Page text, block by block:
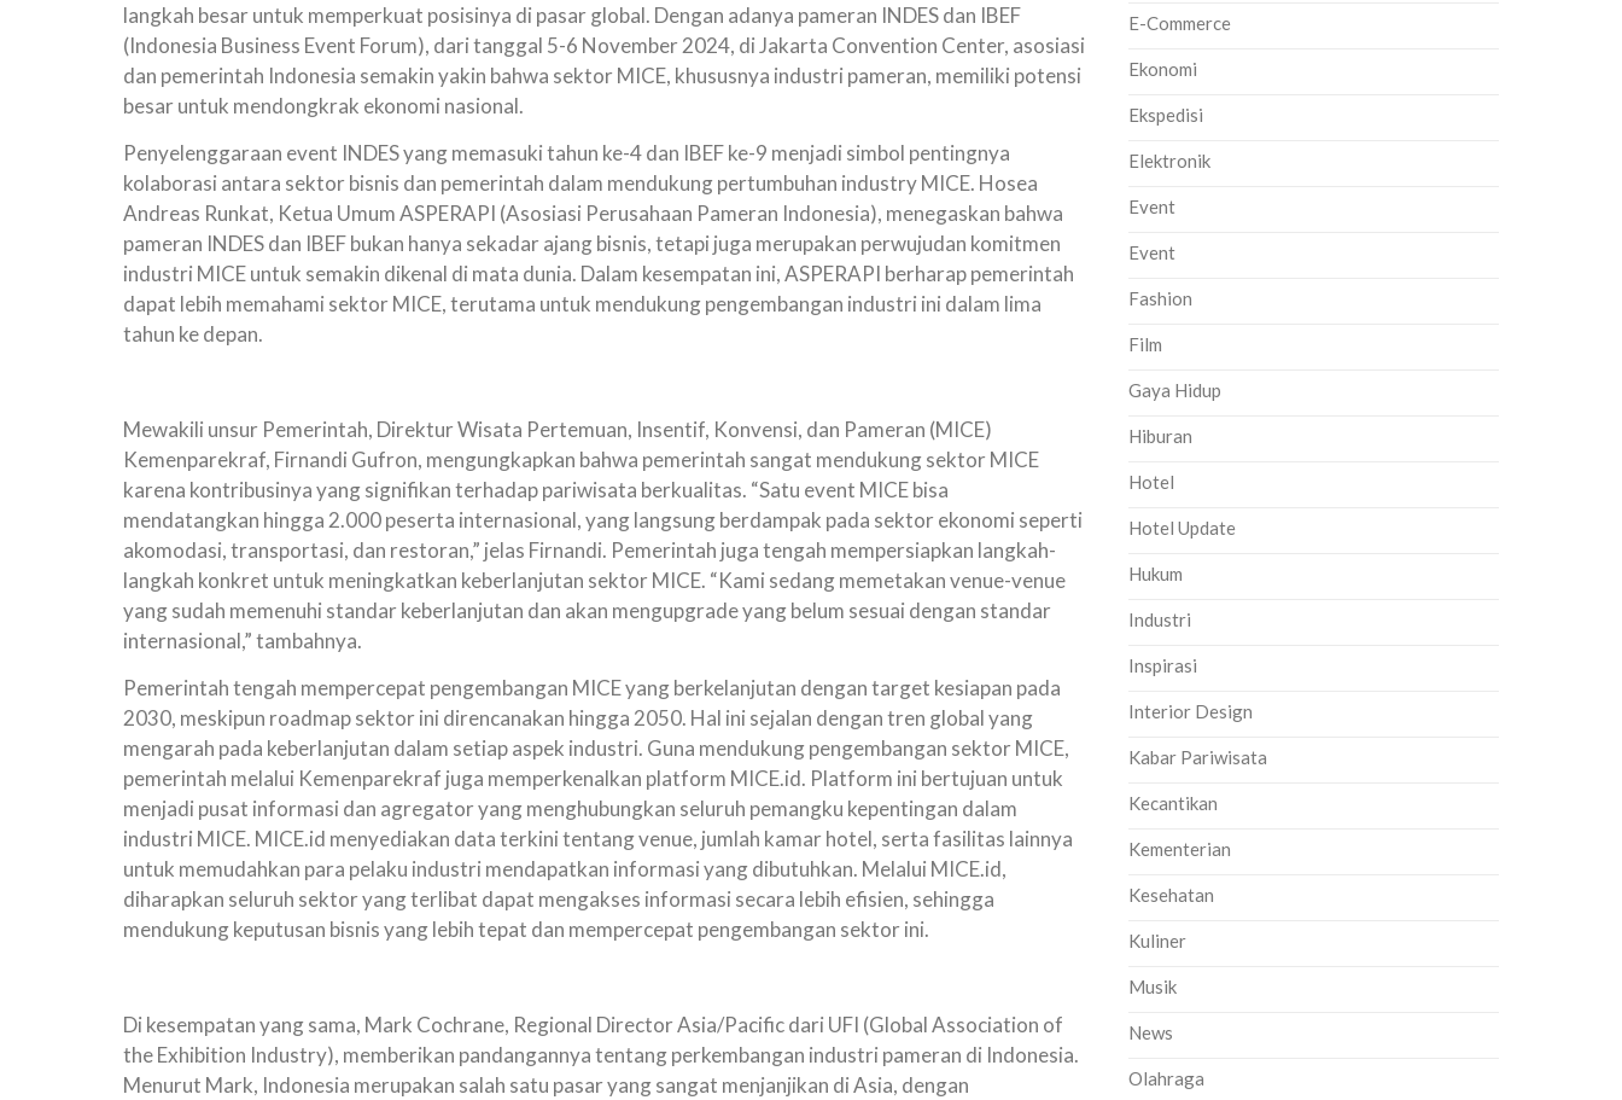
langkah besar untuk memperkuat posisinya di pasar global. Dengan adanya pameran INDES dan IBEF
(Indonesia Business Event Forum), dari tanggal 5-6 November 2024, di Jakarta Convention Center, asosiasi
dan pemerintah Indonesia semakin yakin bahwa sektor MICE, khususnya industri pameran, memiliki potensi
besar untuk mendongkrak ekonomi nasional.
Penyelenggaraan event INDES yang memasuki tahun ke-4 dan IBEF ke-9 menjadi simbol pentingnya
kolaborasi antara sektor bisnis dan pemerintah dalam mendukung pertumbuhan industry MICE. Hosea
Andreas Runkat, Ketua Umum ASPERAPI (Asosiasi Perusahaan Pameran Indonesia), menegaskan bahwa
pameran INDES dan IBEF bukan hanya sekadar ajang bisnis, tetapi juga merupakan perwujudan komitmen
industri MICE untuk semakin dikenal di mata dunia. Dalam kesempatan ini, ASPERAPI berharap pemerintah
dapat lebih memahami sektor MICE, terutama untuk mendukung pengembangan industri ini dalam lima
tahun ke depan.
Mewakili unsur Pemerintah, Direktur Wisata Pertemuan, Insentif, Konvensi, dan Pameran (MICE)
Kemenparekraf, Firnandi Gufron, mengungkapkan bahwa pemerintah sangat mendukung sektor MICE
karena kontribusinya yang signifikan terhadap pariwisata berkualitas. “Satu event MICE bisa
mendatangkan hingga 2.000 peserta internasional, yang langsung berdampak pada sektor ekonomi seperti
akomodasi, transportasi, dan restoran,” jelas Firnandi. Pemerintah juga tengah mempersiapkan langkah-
langkah konkret untuk meningkatkan keberlanjutan sektor MICE. “Kami sedang memetakan venue-venue
yang sudah memenuhi standar keberlanjutan dan akan mengupgrade yang belum sesuai dengan standar
internasional,” tambahnya.
Pemerintah tengah mempercepat pengembangan MICE yang berkelanjutan dengan target kesiapan pada
2030, meskipun roadmap sektor ini direncanakan hingga 2050. Hal ini sejalan dengan tren global yang
mengarah pada keberlanjutan dalam setiap aspek industri. Guna mendukung pengembangan sektor MICE,
pemerintah melalui Kemenparekraf juga memperkenalkan platform MICE.id. Platform ini bertujuan untuk
menjadi pusat informasi dan agregator yang menghubungkan seluruh pemangku kepentingan dalam
industri MICE. MICE.id menyediakan data terkini tentang venue, jumlah kamar hotel, serta fasilitas lainnya
untuk memudahkan para pelaku industri mendapatkan informasi yang dibutuhkan. Melalui MICE.id,
diharapkan seluruh sektor yang terlibat dapat mengakses informasi secara lebih efisien, sehingga
mendukung keputusan bisnis yang lebih tepat dan mempercepat pengembangan sektor ini.
Di kesempatan yang sama, Mark Cochrane, Regional Director Asia/Pacific dari UFI (Global Association of
the Exhibition Industry), memberikan pandangannya tentang perkembangan industri pameran di Indonesia.
Menurut Mark, Indonesia merupakan salah satu pasar yang sangat menjanjikan di Asia, dengan
E-Commerce
Ekonomi
Ekspedisi
Elektronik
Event
Event
Fashion
Film
Gaya Hidup
Hiburan
Hotel
Hotel Update
Hukum
Industri
Inspirasi
Interior Design
Kabar Pariwisata
Kecantikan
Kementerian
Kesehatan
Kuliner
Musik
News
Olahraga